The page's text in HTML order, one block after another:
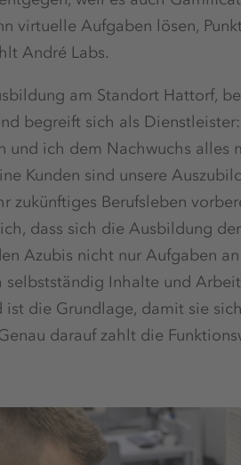
virtuelle Aufgaben lösen,
André Labs.
am Standort Hattorf,
begreift sich als
und ich dem Nachwuchs alles
Kunden sind unsere
zukünftiges Berufsleben
dass sich die Ausbildung
Azubis nicht nur Aufgaben
Inhalte und
die Grundlage, damit sie
darauf zahlt die